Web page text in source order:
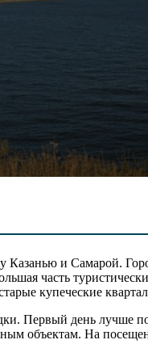
Казанью и Самарой.
часть
купеческие
Первый день лучше
объектам. На